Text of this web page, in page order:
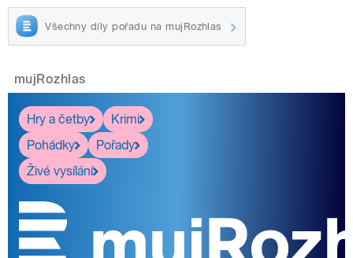
Všechny díly pořadu na mujRozhlas
mujRozhlas
Hry a četby
Krimi
Pohádky
Pořady
Živé vysílání